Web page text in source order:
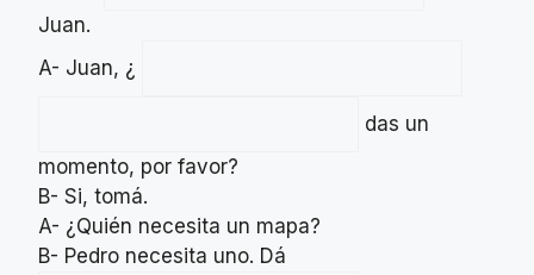
Juan.
A- Juan, ¿
das un
momento, por favor?
B- Si, tomá.
A- ¿Quién necesita un mapa?
B- Pedro necesita uno. Dá